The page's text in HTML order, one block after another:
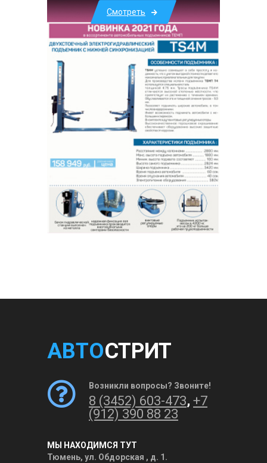
Смотреть
АВТОСТРИТ
Возникли вопросы? Звоните!
8 (3452) 603-473, +7
(912) 390 88 23
МЫ НАХОДИМСЯ ТУТ
Тюмень, ул. Обдорская , д. 1.